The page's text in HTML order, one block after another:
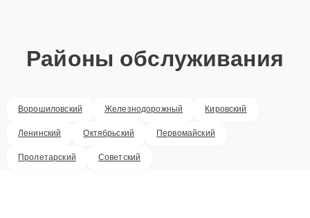
Районы обслуживания
Ворошиловский Железнодорожный Кировский
Ленинский Октябрьский Первомайский
Пролетарский Советский